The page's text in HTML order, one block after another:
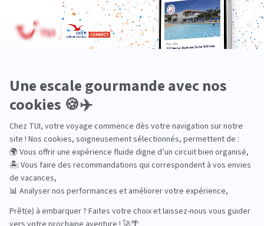
En couple
En famille
En solo
En train